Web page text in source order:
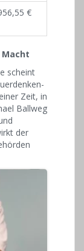
€
scheint
Zeit, in
Ballweg
der